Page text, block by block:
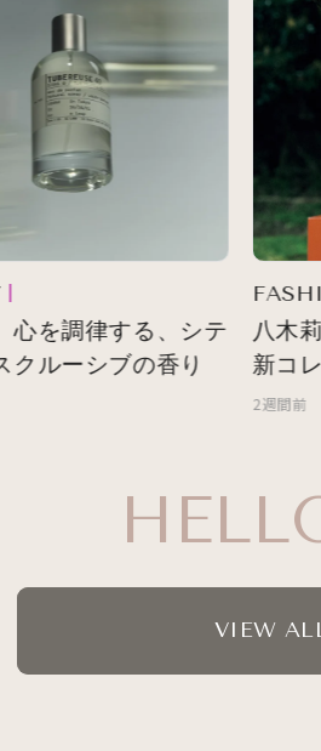
を調律する、シテ
ルーシブの香り
八木莉
新コレ
2週間前
VIEW